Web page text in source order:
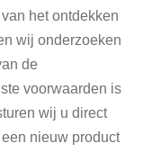
het ontdekken
wij onderzoeken
de
voorwaarden is
wij u direct
nieuw product